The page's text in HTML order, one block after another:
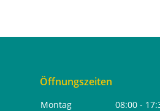
Öffnungszeiten
Montag
08:00 -